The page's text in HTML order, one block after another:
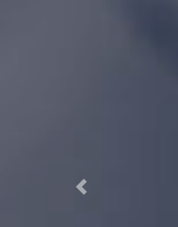
Previous